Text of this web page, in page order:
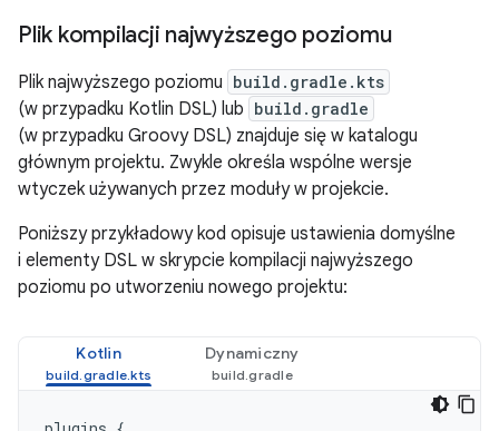
Plik kompilacji najwyższego poziomu
Plik najwyższego poziomu build.gradle.kts
(w przypadku Kotlin DSL) lub build.gradle
(w przypadku Groovy DSL) znajduje się w katalogu
głównym projektu. Zwykle określa wspólne wersje
wtyczek używanych przez moduły w projekcie.
Poniższy przykładowy kod opisuje ustawienia domyślne
i elementy DSL w skrypcie kompilacji najwyższego
poziomu po utworzeniu nowego projektu:
Kotlin Dynamiczny